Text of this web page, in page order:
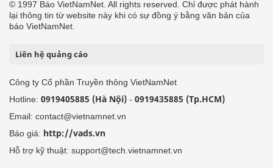
© 1997 Báo VietNamNet. All rights reserved. Chỉ được phát hành
lại thông tin từ website này khi có sự đồng ý bằng văn bản của
báo VietNamNet.
Liên hệ quảng cáo
Công ty Cổ phần Truyền thông VietNamNet
Hotline: 0919405885 (Hà Nội) - 0919435885 (Tp.HCM)
Email: contact@vietnamnet.vn
Báo giá: http://vads.vn
Hỗ trợ kỹ thuật: support@tech.vietnamnet.vn